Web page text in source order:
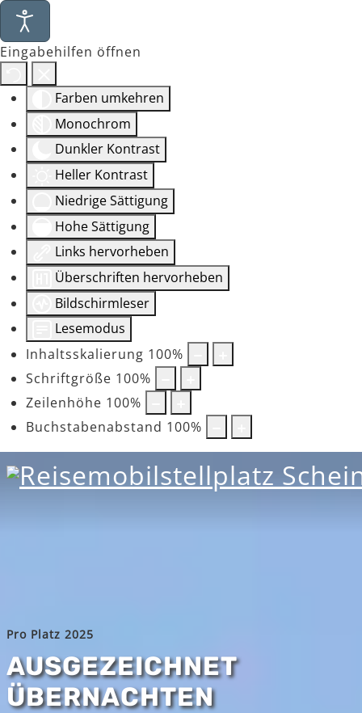
Eingabehilfen öffnen
Farben umkehren
Monochrom
Dunkler Kontrast
Heller Kontrast
Niedrige Sättigung
Hohe Sättigung
Links hervorheben
Überschriften hervorheben
Bildschirmleser
Lesemodus
Inhaltsskalierung 100%
Schriftgröße 100%
Zeilenhöhe 100%
Buchstabenabstand 100%
Pro Platz 2025
AUSGEZEICHNET
ÜBERNACHTEN